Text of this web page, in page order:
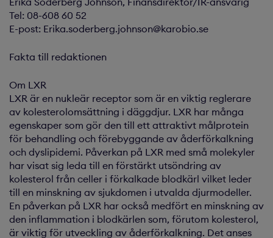
Tel: 08-608 60 52
E-post: Erika.soderberg.johnson@karobio.se
Fakta till redaktionen
Om LXR
LXR är en nukleär receptor som är en viktig reglerare
av kolesterolomsättning i däggdjur. LXR har många
egenskaper som gör den till ett attraktivt målprotein
för behandling och förebyggande av åderförkalkning
och dyslipidemi. Påverkan på LXR med små molekyler
har visat sig leda till en förstärkt utsöndring av
kolesterol från celler i förkalkade blodkärl vilket leder
till en minskning av sjukdomen i utvalda djurmodeller.
En påverkan på LXR har också medfört en minskning av
den inflammation i blodkärlen som, förutom kolesterol,
är viktig för utveckling av åderförkalkning. Det anses